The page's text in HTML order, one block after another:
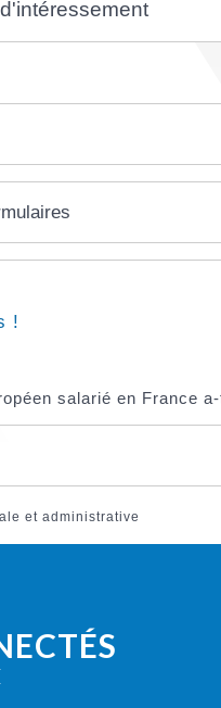
!
salarié en France
et administrative